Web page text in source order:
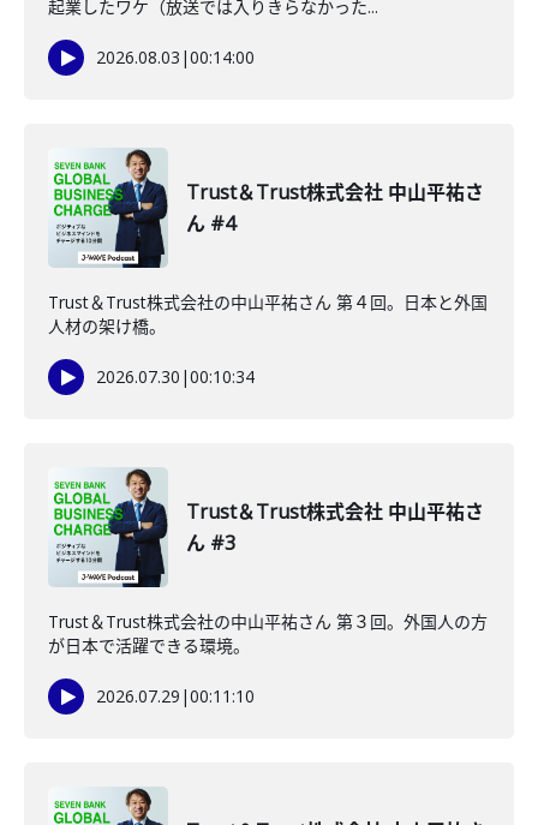
起業したワケ（放送では入りきらなかった...
2026.08.03 |00:14:00
Trust＆Trust株式会社 中山平祐さ
ん #4
Trust＆Trust株式会社の中山平祐さん 第４回。日本と外国
人材の架け橋。
2026.07.30 |00:10:34
Trust＆Trust株式会社 中山平祐さ
ん #3
Trust＆Trust株式会社の中山平祐さん 第３回。外国人の方
が日本で活躍できる環境。
2026.07.29 |00:11:10